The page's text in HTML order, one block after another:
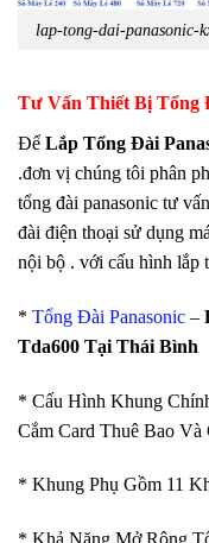
lap-tong-dai-panasonic-
Tư Vấn Thiết Bị Tổng
Để Lắp Tổng Đài
.đơn vị chúng tôi phân
tổng đài panasonic tư
đài điện thoại sử dụng
nội bộ . với cấu hình lắp
* Tổng Đài Panasonic –
Tda600 Tại Thái Bình
* Cấu Hình Khung
Cắm Card Thuê Bao Và
* Khung Phụ Gồm 11